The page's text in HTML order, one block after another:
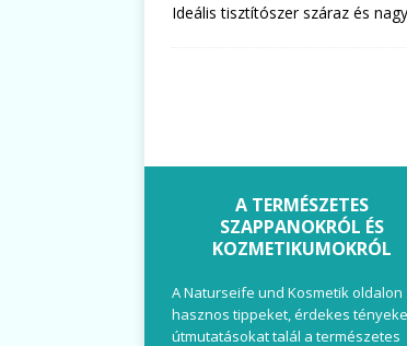
Ideális tisztítószer száraz és
A TERMÉSZETES
SZAPPANOKRÓL ÉS
KOZMETIKUMOKRÓL
A Naturseife und Kosmetik oldalon
hasznos tippeket, érdekes
útmutatásokat talál a természetes